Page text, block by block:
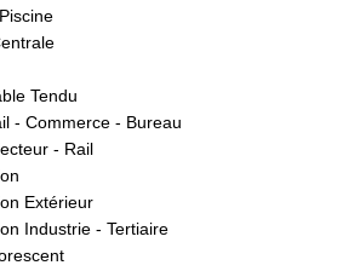
Tendu
- Commerce - Bureau
- Rail
Extérieur
Industrie - Tertiaire